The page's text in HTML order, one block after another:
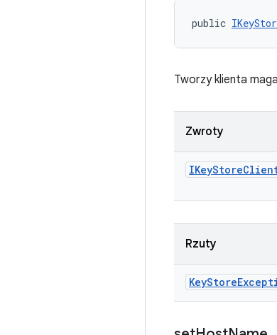
public
Tworzy klienta
Zwroty
IKeyStore
Rzuty
KeyStore